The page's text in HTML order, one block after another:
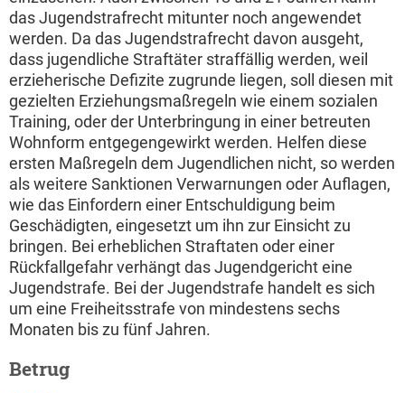
das Jugendstrafrecht mitunter noch angewendet
werden. Da das Jugendstrafrecht davon ausgeht,
dass jugendliche Straftäter straffällig werden, weil
erzieherische Defizite zugrunde liegen, soll diesen mit
gezielten Erziehungsmaßregeln wie einem sozialen
Training, oder der Unterbringung in einer betreuten
Wohnform entgegengewirkt werden. Helfen diese
ersten Maßregeln dem Jugendlichen nicht, so werden
als weitere Sanktionen Verwarnungen oder Auflagen,
wie das Einfordern einer Entschuldigung beim
Geschädigten, eingesetzt um ihn zur Einsicht zu
bringen. Bei erheblichen Straftaten oder einer
Rückfallgefahr verhängt das Jugendgericht eine
Jugendstrafe. Bei der Jugendstrafe handelt es sich
um eine Freiheitsstrafe von mindestens sechs
Monaten bis zu fünf Jahren.
Betrug